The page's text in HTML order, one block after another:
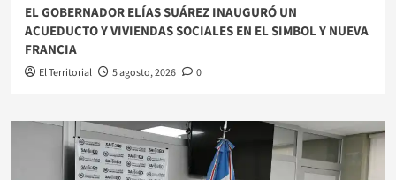
EL GOBERNADOR ELÍAS SUÁREZ INAUGURÓ UN
ACUEDUCTO Y VIVIENDAS SOCIALES EN EL SIMBOL Y NUEVA
FRANCIA
El Territorial 5 agosto, 2026 0